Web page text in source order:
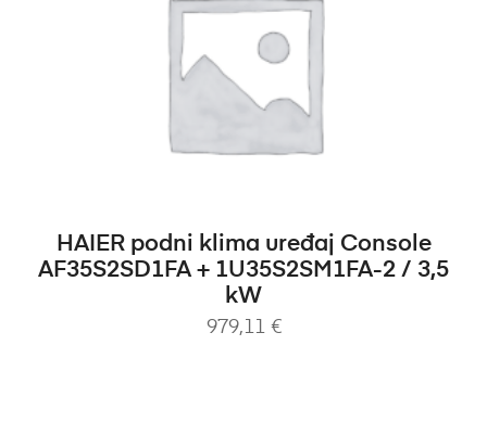
DODAJ U KOŠARICU
HAIER podni klima uređaj Console
AF35S2SD1FA + 1U35S2SM1FA-2 / 3,5
kW
979,11 €